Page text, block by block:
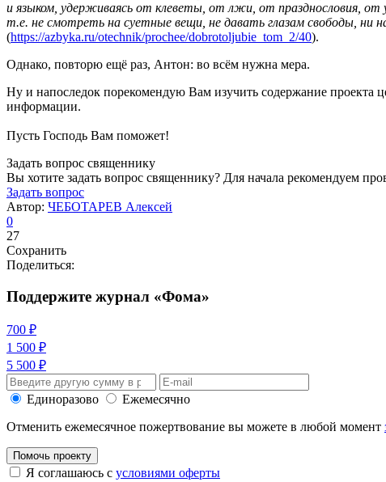
и языком, удерживаясь от клеветы, от лжи, от празднословия, от
т.е. не смотреть на суетные вещи, не давать глазам свободы, ни
(https://azbyka.ru/otechnik/prochee/dobrotoljubie_tom_2/40).
Однако, повторю ещё раз, Антон: во всём нужна мера.
Ну и напоследок порекомендую Вам изучить содержание проекта
информации.
Пусть Господь Вам поможет!
Задать вопрос священнику
Вы хотите задать вопрос священнику? Для начала рекомендуем
Задать вопрос
Автор: ЧЕБОТАРЕВ Алексей
0
27
Сохранить
Поделиться:
Поддержите журнал «Фома»
700 ₽
1 500 ₽
5 500 ₽
Единоразово
Ежемесячно
Отменить ежемесячное пожертвование вы можете в любой момент
Помочь проекту
Я соглашаюсь с условиями оферты